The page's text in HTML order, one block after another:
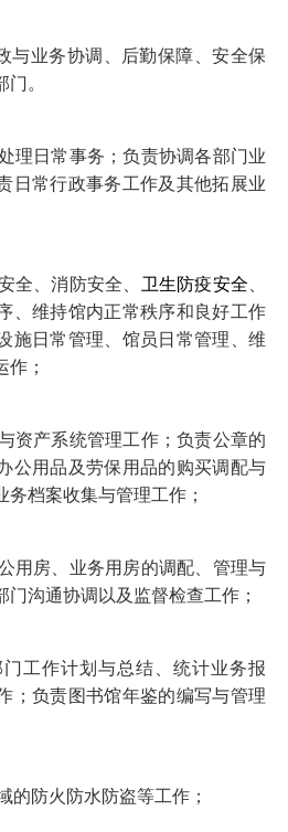
与业务协调、后勤保障、安全保
。
理日常事务；负责协调各部门业
日常行政事务工作及其他拓展业
全、消防安全、 卫生防疫安全
、维持馆内正常秩序和良好工作
施日常管理、馆员日常管理、维
作；
资产系统管理工作；负责公章的
公用品及劳保用品的购买调配与
档案收集与管理工作；
用房、业务用房的调配、管理与
沟通协调以及监督检查工作；
工作计划与总结、统计业务报
；负责图书馆年鉴的编写与管理
的防火防水防盗等工作；